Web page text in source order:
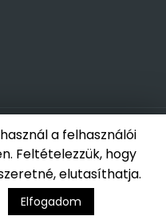
- Nagy Zsolt NZS Life |
Media Kft.
Jelentkezés
GYIK
a felhasználói
Feltételezzük, hogy
elutasíthatja.
Elfogadom